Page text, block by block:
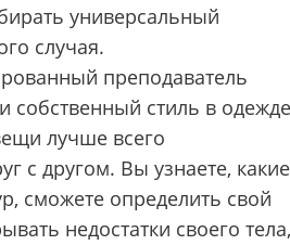
универсальный
случая.
преподаватель
собственный стиль в
лучше всего
с другом. Вы узнаете, какие
сможете определить свой
недостатки своего тела,